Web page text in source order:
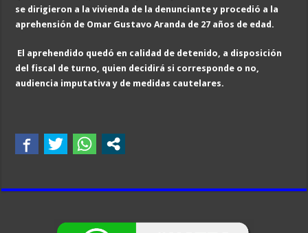
se dirigieron a la vivienda de la denunciante y procedió a la
aprehensión de Omar Gustavo Aranda de 27 años de edad.
El aprehendido quedó en calidad de detenido, a disposición
del fiscal de turno, quien decidirá si corresponde o no,
audiencia imputativa y de medidas cautelares.